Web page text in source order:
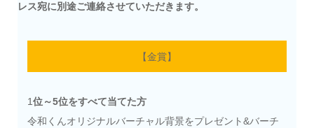
レス宛に別途ご連絡させていただきます。
【金賞】
1位～5位をすべて当てた方
令和くんオリジナルバーチャル背景をプレゼント&バーチ